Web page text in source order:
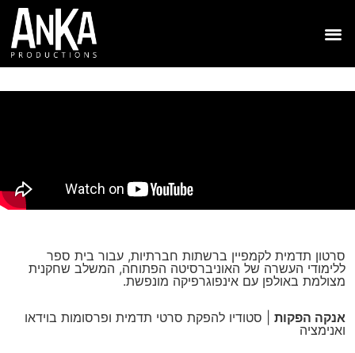
סרטון תדמית לקמפיין ברשתות חברתיות, עבור בית ספר
ללימודי העשרה של האוניברסיטה הפתוחה, המשלב שחקנית
מצולמת באולפן עם אינפוגרפיקה מונפשת.
אנקה הפקות | סטודיו להפקת סרטי תדמית ופרסומות בוידאו
ואנימציה